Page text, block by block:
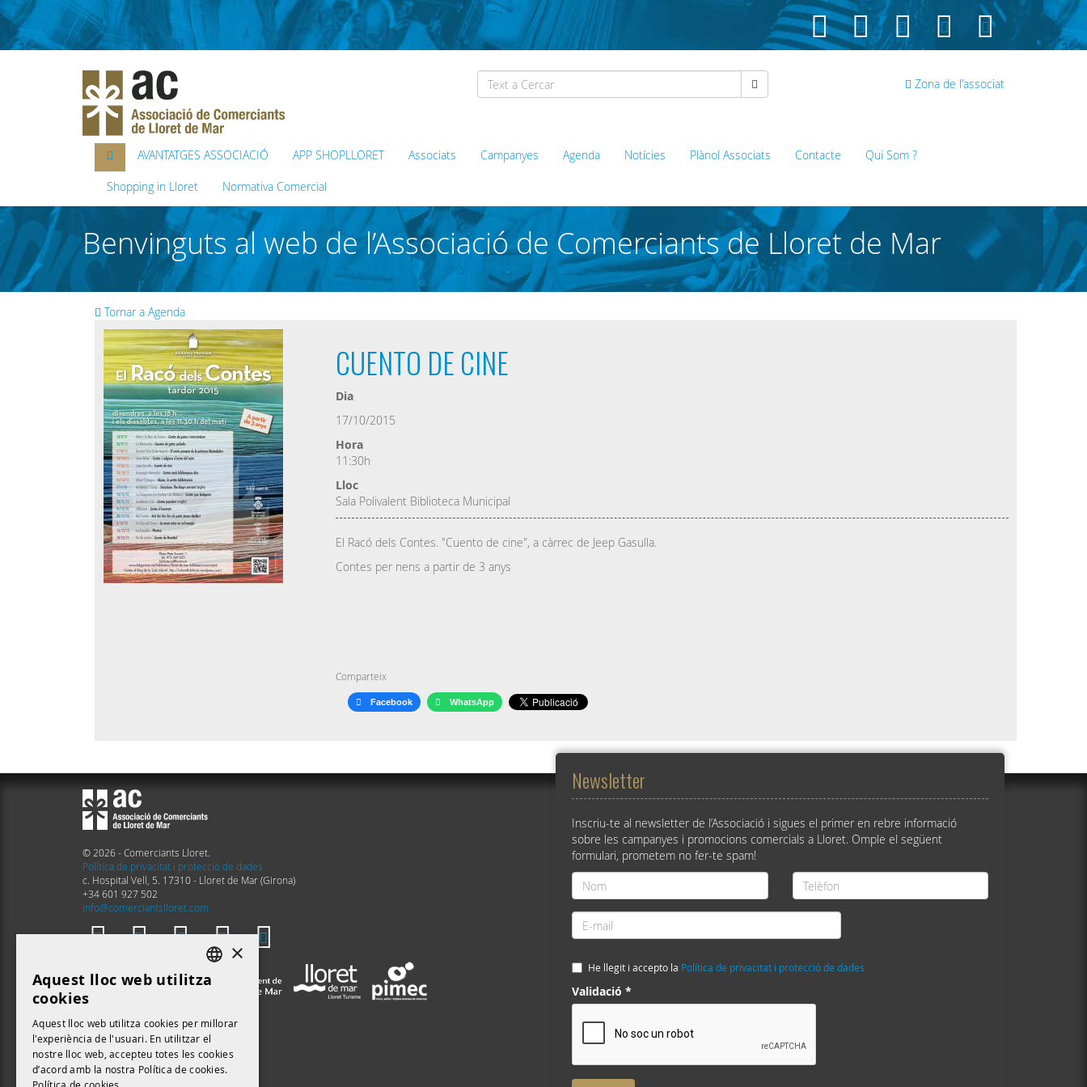
Zona de l'associat
AVANTATGES ASSOCIACIÓ APP SHOPLLORET Associats Campanyes Agenda Notícies Plànol Associats Contacte Qui Som ?
Shopping in Lloret Normativa Comercial
Benvinguts al web de l’Associació de Comerciants de Lloret de Mar
Tornar a Agenda
CUENTO DE CINE
Dia
17/10/2015
Hora
11:30h
Lloc
Sala Polivalent Biblioteca Municipal
El Racó dels Contes. "Cuento de cine", a càrrec de Jeep Gasulla.
Contes per nens a partir de 3 anys
Comparteix
Facebook WhatsApp
© 2026 - Comerciants Lloret.
Política de privacitat i protecció de dades
c. Hospital Vell, 5. 17310 - Lloret de Mar (Girona)
+34 601 927 502
info@comerciantslloret.com
Newsletter
Inscriu-te al newsletter de l’Associació i sigues el primer en rebre informació
sobre les campanyes i promocions comercials a Lloret. Omple el següent
formulari, prometem no fer-te spam!
Nom
*
Telèfon
*
E-
mail
He llegit i accepto la Política de privacitat i protecció de dades
Validació *
DEFAULT LANGUAGE
×
Aquest lloc web utilitza
cookies
Aquest lloc web utilitza cookies per millorar
l'experiència de l'usuari. En utilitzar el
nostre lloc web, accepteu totes les cookies
d’acord amb la nostra Política de cookies.